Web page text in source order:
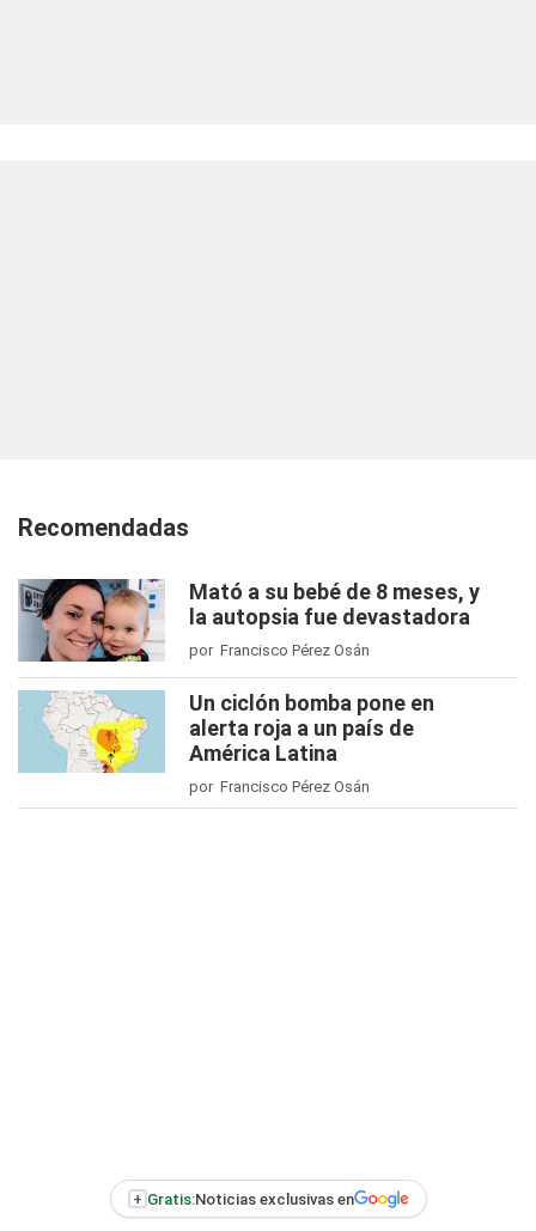
Recomendadas
Mató a su bebé de 8 meses, y
la autopsia fue devastadora
por Francisco Pérez Osán
Un ciclón bomba pone en
alerta roja a un país de
América Latina
por Francisco Pérez Osán
+ Gratis:Noticias exclusivas en